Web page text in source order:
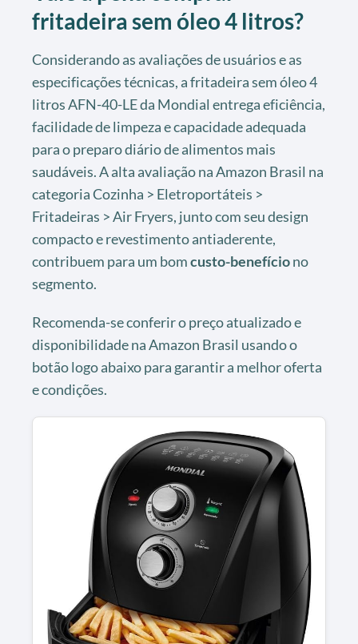
fritadeira sem óleo 4 litros?
Considerando as avaliações de usuários e as
especificações técnicas, a fritadeira sem óleo 4
litros AFN-40-LE da Mondial entrega eficiência,
facilidade de limpeza e capacidade adequada
para o preparo diário de alimentos mais
saudáveis. A alta avaliação na Amazon Brasil na
categoria Cozinha > Eletroportáteis >
Fritadeiras > Air Fryers, junto com seu design
compacto e revestimento antiaderente,
contribuem para um bomcusto-benefíciono
segmento.
Recomenda-se conferir o preço atualizado e
disponibilidade na Amazon Brasil usando o
botão logo abaixo para garantir a melhor oferta
e condições.